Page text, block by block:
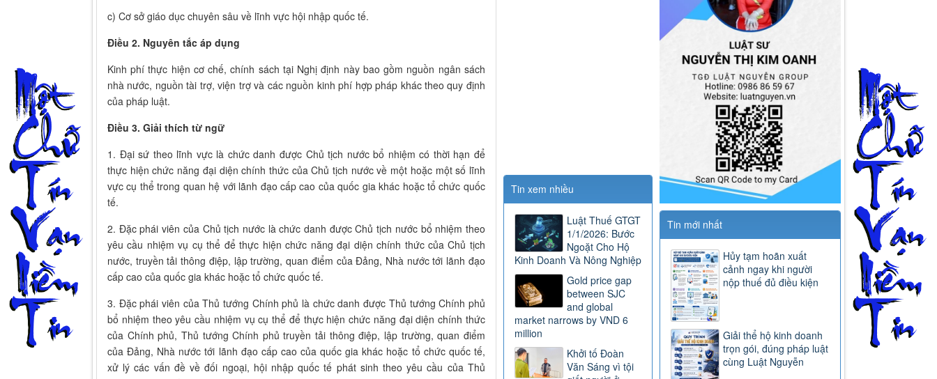
c) Cơ sở giáo dục chuyên sâu về lĩnh vực hội nhập quốc tế.
Điều 2. Nguyên tắc áp dụng
Kinh phí thực hiện cơ chế, chính sách tại Nghị định này bao gồm nguồn ngân sách
nhà nước, nguồn tài trợ, viện trợ và các nguồn kinh phí hợp pháp khác theo quy định
của pháp luật.
Điều 3. Giải thích từ ngữ
1. Đại sứ theo lĩnh vực là chức danh được Chủ tịch nước bổ nhiệm có thời hạn để
thực hiện chức năng đại diện chính thức của Chủ tịch nước về một hoặc một số lĩnh
vực cụ thể trong quan hệ với lãnh đạo cấp cao của quốc gia khác hoặc tổ chức quốc
tế.
2. Đặc phái viên của Chủ tịch nước là chức danh được Chủ tịch nước bổ nhiệm theo
yêu cầu nhiệm vụ cụ thể để thực hiện chức năng đại diện chính thức của Chủ tịch
nước, truyền tải thông điệp, lập trường, quan điểm của Đảng, Nhà nước tới lãnh đạo
cấp cao của quốc gia khác hoặc tổ chức quốc tế.
3. Đặc phái viên của Thủ tướng Chính phủ là chức danh được Thủ tướng Chính phủ
bổ nhiệm theo yêu cầu nhiệm vụ cụ thể để thực hiện chức năng đại diện chính thức
của Chính phủ, Thủ tướng Chính phủ truyền tải thông điệp, lập trường, quan điểm
của Đảng, Nhà nước tới lãnh đạo cấp cao của quốc gia khác hoặc tổ chức quốc tế,
xử lý các vấn đề về đối ngoại, hội nhập quốc tế phát sinh theo yêu cầu của Thủ
Tin mới nhất
Hủy tạm hoãn xuất
cảnh ngay khi người
nộp thuế đủ điều kiện
Giải thể hộ kinh doanh
trọn gói, đúng pháp luật
cùng Luật Nguyễn
Tin xem nhiều
Luật Thuế GTGT
1/1/2026: Bước
Ngoặt Cho Hộ
Kinh Doanh Và Nông Nghiệp
Gold price gap
between SJC
and global
market narrows by VND 6
million
Khởi tố Đoàn
Văn Sáng vì tội